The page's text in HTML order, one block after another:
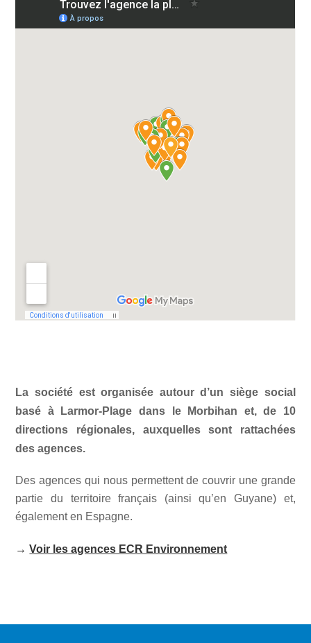
La société est organisée autour d’un siège social
basé à Larmor-Plage dans le Morbihan et, de 10
directions régionales, auxquelles sont rattachées
des agences.
Des agences qui nous permettent de couvrir une grande
partie du territoire français (ainsi qu’en Guyane) et,
également en Espagne.
→Voir les agences ECR Environnement